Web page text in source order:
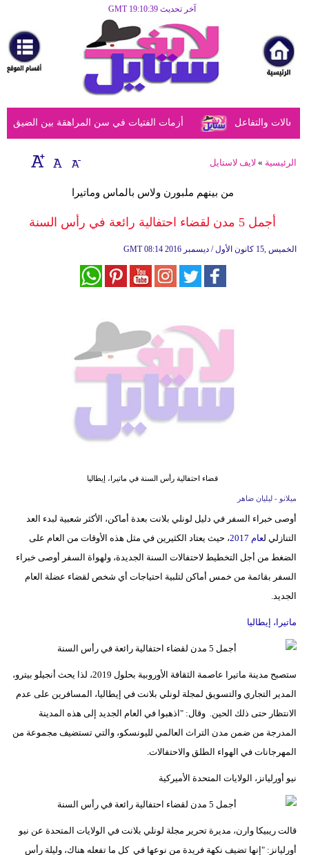
آخر تحديث GMT 19:10:39
مرأة
أزياء
أزياء
إسلامية
صحة
أزمات الفتيات في سن المراهقة بين الضيق والتفاعل
الرئيسية » لايف لاستايل
من بينهم ملبورن ولاس بالماس وماتيرا
أجمل 5 مدن لقضاء احتفالية رائعة في رأس السنة
GMT 08:14 2016 الخميس ,15 كانون الأول / ديسمبر
قضاء احتفالية رأس السنة في ماتيرا، إيطاليا
ميلانو - ليليان ضاهر
أوصى خبراء السفر في دليل لونلي بلانت بعدة أماكن، الأكثر شعبية لبدء العد
التنازلي لعام 2017
، حيث يعتاد الكثيرين في مثل هذه الأوقات من العام على
الضغط من أجل التخطيط لاحتفالات السنة الجديدة، ولهواة السفر أوصى خبراء
السفر بقائمة من خمس أماكن لتلبية احتياجات أي شخص لقضاء عضلة العام
الجديد.
ماتيرا، إيطاليا
ستصبح مدينة ماتيرا عاصمة الثقافة الأوروبية بحلول 2019، لذا يحث أنجيلو بيترو،
المدير التجاري والتسويق لمجلة لونلي بلانت في إيطاليا، المسافرين على عدم
الانتظار حتى ذلك الحين. وقال: "اذهبوا في العام الجديد إلى هذه المدينة
المدرجة من ضمن مدن التراث العالمي لليونسكو، والتي تستضيف مجموعة من
المهرجانات في الهواء الطلق والاحتفالات.
نيو أورليانز، الولايات المتحدة الأميركية
قالت ريبيكا وارن، مديرة تحرير مجلة لونلي بلانت في الولايات المتحدة عن نيو
أورليانز: "إنها تضيف نكهة فريدة من نوعها في كل ما تفعله هناك، وليلة رأس